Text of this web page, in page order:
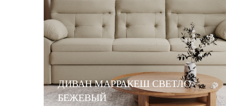
ДИВАН МАРРАКЕШ СВЕТЛО-
БЕЖЕВЫЙ